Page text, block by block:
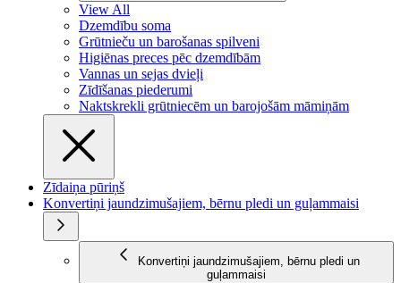
View All
Dzemdību soma
Grūtnieču un barošanas spilveni
Higiēnas preces pēc dzemdībām
Vannas un sejas dvieļi
Zīdīšanas piederumi
Naktskrekli grūtniecēm un barojošām māmiņām
Zīdaiņa pūriņš
Konvertiņi jaundzimušajiem, bērnu pledi un guļammaisi
Konvertiņi jaundzimušajiem, bērnu pledi un
guļammaisi